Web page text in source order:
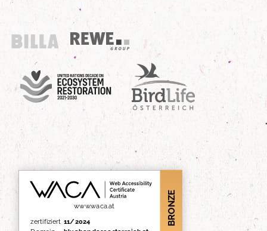
Billa
REWE Group
UN Decade
Birdlife